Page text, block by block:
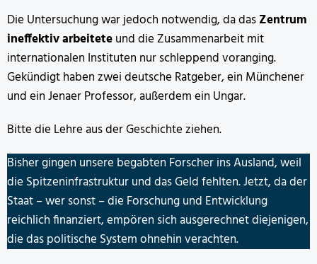
Die Untersuchung war jedoch notwendig, da dasZentrum
ineffektiv arbeiteteund die Zusammenarbeit mit
internationalen Instituten nur schleppend voranging.
Gekündigt haben zwei deutsche Ratgeber, ein Münchener
und ein Jenaer Professor, außerdem ein Ungar.
Bitte die Lehre aus der Geschichte ziehen.
Bisher gingen unsere begabten Forscher ins Ausland, weil
die Spitzeninfrastruktur und das Geld fehlten. Jetzt, da der
Staat – wer sonst – die Forschung und Entwicklung
reichlich finanziert, empören sich ausgerechnet diejenigen,
die das politische System ohnehin verachten.